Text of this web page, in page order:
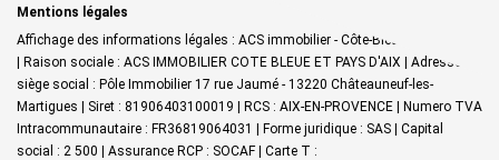
Mentions légales
Affichage des informations légales : ACS immobilier - Côte-Bleue & Pays d'Aix
| Raison sociale : ACS IMMOBILIER COTE BLEUE ET PAYS D'AIX | Adresse
siège social : Pôle Immobilier 17 rue Jaumé - 13220 Châteauneuf-les-
Martigues | Siret : 81906403100019 | RCS : AIX-EN-PROVENCE | Numero TVA
Intracommunautaire : FR36819064031 | Forme juridique : SAS | Capital
social : 2 500 | Assurance RCP : SOCAF | Carte T :